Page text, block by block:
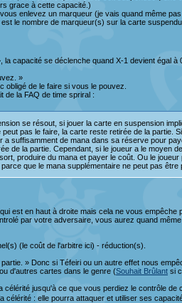
grace à cette capacité.)
enlevez un marqueur (je vais quand même
le nombre de marqueur(s) sur la carte
capacité se déclenche quand X-1 devient égal à
»
de le faire si vous le pouvez.
de la FAQ de time spriral :
se résout, si jouer la carte en suspension
pas le faire, la carte reste retirée de la partie.
suffisamment de mana dans sa réserve pour
de la partie. Cependant, si le joueur a le moyen
produire du mana et payer le coût. Ou le
que le mana supplémentaire ne peut pas être
est en haut à droite mais cela ne vous empêche
par votre adversaire, vous aurez quand
(le coût de l'arbitre ici) - réduction(s).
» Donc si Téfeiri ou un autre effet nous
d'autres cartes dans le genre (Souhait Brûlant si
célérité jusqu'à ce que vous perdiez le contrôle de
célérité : elle pourra attaquer et utiliser ses